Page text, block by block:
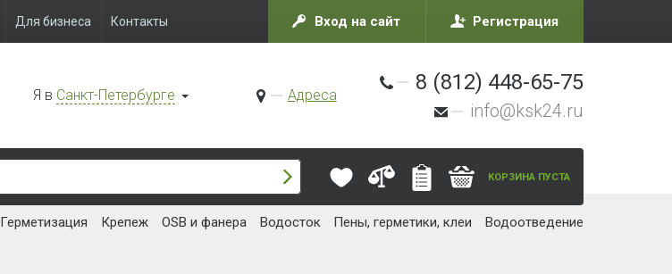
Для бизнеса Контакты Вход на сайт Регистрация
Я в Санкт-Петербурге Адреса
8 (812) 448-65-75
info@ksk24.ru
КОРЗИНА ПУСТА
Герметизация Крепеж OSB и фанера Водосток Пены, герметики, клеи Водоотведение